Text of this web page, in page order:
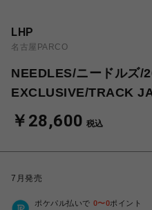
LHP
名古屋PARCO
NEEDLES/ニードルズ/
EXCLUSIVE/TRACK
￥28,600 税込
7月発売
ポケパル払いで 0〜0ポイント